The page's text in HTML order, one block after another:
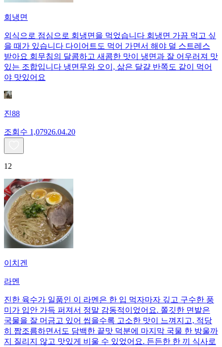
회냉면
외식으로 점심으로 회냉면을 먹었습니다 회냉면 가끔 먹고 싶
을 때가 있습니다 다이어트도 먹어 가면서 해야 덜 스트레스
받아요 회무침의 달콤하고 새콤한 맛이 냉면과 잘 어우러져 맛
있는 조합입니다 냉면무와 오이, 삶은 달걀 반쪽도 같이 먹어
야 맛있어요
진88
조회수 1,07926.04.20
12
이치겐
라멘
진한 육수가 일품인 이 라멘은 한 입 먹자마자 깊고 구수한 풍
미가 입안 가득 퍼져서 정말 감동적이었어요. 쫄깃한 면발은
국물을 잘 머금고 있어 씹을수록 고소한 맛이 느껴지고, 적당
히 짭조름하면서도 담백한 끝맛 덕분에 마지막 국물 한 방울까
지 질리지 않고 맛있게 비울 수 있었어요. 든든한 한 끼 식사로